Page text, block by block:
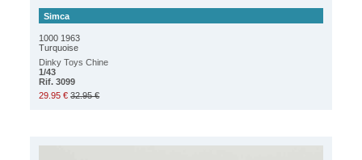
Simca
1000 1963
Turquoise
Dinky Toys Chine
1/43
Rif. 3099
29.95 € 32.95 €